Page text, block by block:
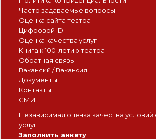
Часто задаваемые вопросы
Оценка сайта театра
Цифровой ID
Оценка качества услуг
Книга к 100-летию театра
Обратная связь
Вакансий / Вакансия
Документы
Контакты
СМИ
Независимая оценка качества условий
услуг
Заполнить анкету